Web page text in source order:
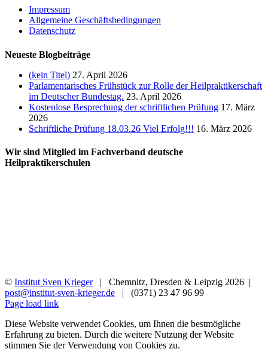
Impressum
Allgemeine Geschäftsbedingungen
Datenschutz
Neueste Blogbeiträge
(kein Titel) 27. April 2026
Parlamentarisches Frühstück zur Rolle der Heilpraktikerschaft
im Deutscher Bundestag. 23. April 2026
Kostenlose Besprechung der schriftlichen Prüfung 17. März
2026
Schriftliche Prüfung 18.03.26 Viel Erfolg!!! 16. März 2026
Wir sind Mitglied im Fachverband deutsche
Heilpraktikerschulen
© Institut Sven Krieger| Chemnitz, Dresden & Leipzig 2026 |
post@institut-sven-krieger.de | (0371) 23 47 96 99
Facebook
YouTube
Instagram
Rss
Page load link
Diese Website verwendet Cookies, um Ihnen die bestmögliche
Erfahrung zu bieten. Durch die weitere Nutzung der Website
stimmen Sie der Verwendung von Cookies zu.